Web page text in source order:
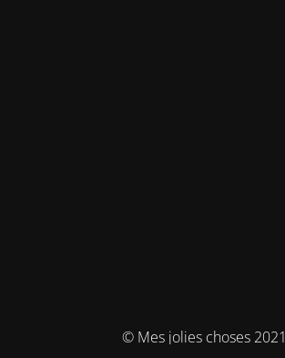
© Mes jolies choses 2021